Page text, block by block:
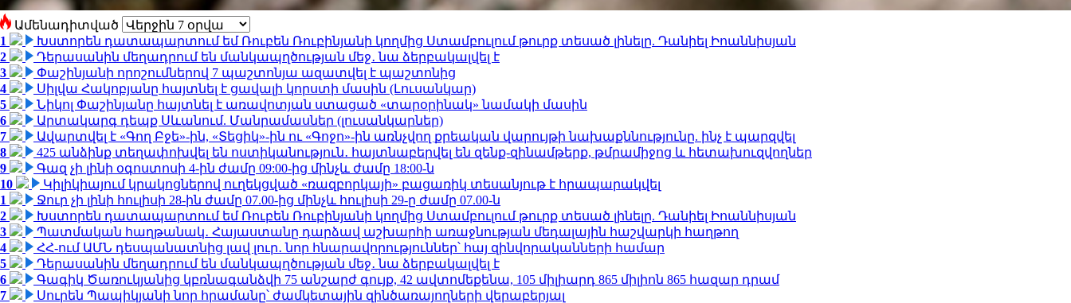
Ամենադիտված
1
Խստորեն դատապարտում եմ Ռուբեն Ռուբինյանի կողմից Ստամբուլում թուրք տեսած լինելը. Դանիել Իոաննիսյան
2
Դերասանին մեղադրում են մանկապղծության մեջ․ նա ձերբակալվել է
3
Փաշինյանի որոշումներով 7 պաշտոնյա ազատվել է պաշտոնից
4
Սիլվա Հակոբյանը հայտնել է ցավալի կորստի մասին (Լուսանկար)
5
Նիկոլ Փաշինյանը հայտնել է առավոտյան ստացած «տարօրինակ» նամակի մասին
6
Արտակարգ դեպք Սևանում. Մանրամասներ (լուսանկարներ)
7
Ավարտվել է «Գող Բջե»-ին, «Տեցիկ»-ին ու «Գոջո»-ին առնչվող քրեական վարույթի նախաքննությունը. ինչ է պարզվել
8
425 անձինք տեղափոխվել են ոստիկանություն․ հայտնաբերվել են զենք-զինամթերք, թմրամիջոց և հետախուզվողներ
9
Գազ չի լինի օգոստոսի 4-ին ժամը 09:00-ից մինչև ժամը 18:00-ն
10
Կիլիկիայում կրակոցներով ուղեկցված «ռազբորկայի» բացառիկ տեսանյութ է հրապարակվել
1
Ջուր չի լինի հուլիսի 28-ին ժամը 07.00-ից մինչև հուլիսի 29-ը ժամը 07.00-ն
2
Խստորեն դատապարտում եմ Ռուբեն Ռուբինյանի կողմից Ստամբուլում թուրք տեսած լինելը. Դանիել Իոաննիսյան
3
Պատմական հաղթանակ․ Հայաստանը դարձավ աշխարհի առաջնության մեդալային հաշվարկի հաղթող
4
ՀՀ-ում ԱՄՆ դեսպանատնից լավ լուր․ նոր հնարավորություններ՝ հայ զինվորականների համար
5
Դերասանին մեղադրում են մանկապղծության մեջ․ նա ձերբակալվել է
6
Գագիկ Ծառուկյանից կբռնագանձվի 75 անշարժ գույք, 42 ավտոմեքենա, 105 միլիարդ 865 միլիոն 865 հազար դրամ
7
Սուրեն Պապիկյանի նոր հրամանը՝ ժամկետային զինծառայողների վերաբերյալ